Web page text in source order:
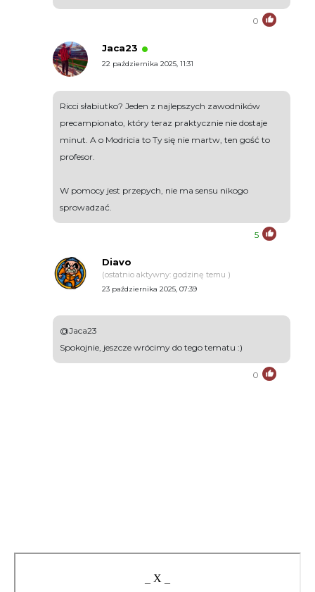
0
Jaca23
22 października 2025, 11:31
Ricci słabiutko? Jeden z najlepszych zawodników
precampionato, który teraz praktycznie nie dostaje
minut. A o Modricia to Ty się nie martw, ten gość to
profesor.
W pomocy jest przepych, nie ma sensu nikogo
sprowadzać.
5
Diavo
(ostatnio aktywny: godzinę temu )
23 października 2025, 07:39
@Jaca23
Spokojnie, jeszcze wrócimy do tego tematu :)
0